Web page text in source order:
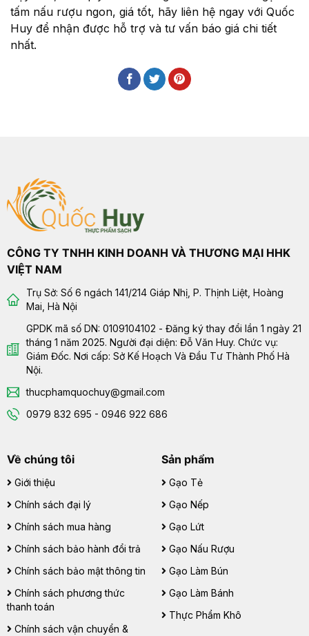
tấm nấu rượu ngon, giá tốt, hãy liên hệ ngay với Quốc
Huy để nhận được hỗ trợ và tư vấn báo giá chi tiết
nhất.
CÔNG TY TNHH KINH DOANH VÀ THƯƠNG MẠI HHK
VIỆT NAM
Trụ Sở: Số 6 ngách 141/214 Giáp Nhị, P. Thịnh Liệt, Hoàng
Mai, Hà Nội
GPDK mã số DN: 0109104102 - Đăng ký thay đổi lần 1 ngày 21
tháng 1 năm 2025. Người đại diện: Đỗ Văn Huy. Chức vụ:
Giám Đốc. Nơi cấp: Sở Kế Hoạch Và Đầu Tư Thành Phố Hà
Nội.
thucphamquochuy@gmail.com
0979 832 695 - 0946 922 686
Về chúng tôi
Giới thiệu
Chính sách đại lý
Chính sách mua hàng
Chính sách bảo hành đổi trả
Chính sách bảo mật thông tin
Chính sách phương thức
thanh toán
Chính sách vận chuyển &
Sản phẩm
Gạo Tẻ
Gạo Nếp
Gạo Lứt
Gạo Nấu Rượu
Gạo Làm Bún
Gạo Làm Bánh
Thực Phẩm Khô